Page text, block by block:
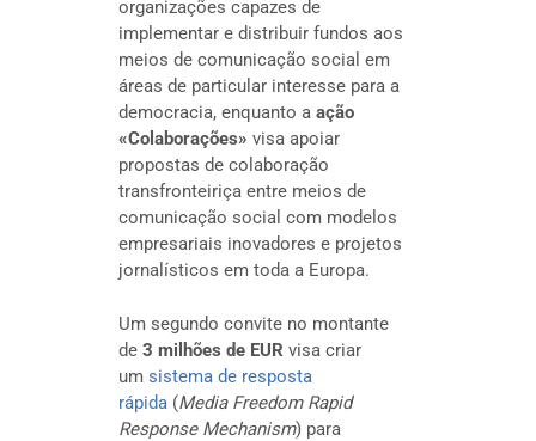
organizações capazes de
implementar e distribuir fundos aos
meios de comunicação social em
áreas de particular interesse para a
democracia, enquanto a ação
«Colaborações» visa apoiar
propostas de colaboração
transfronteiriça entre meios de
comunicação social com modelos
empresariais inovadores e projetos
jornalísticos em toda a Europa.
Um segundo convite no montante
de 3 milhões de EUR visa criar
um sistema de resposta
rápida(Media Freedom Rapid
Response Mechanism) para